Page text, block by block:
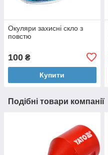
Окуляри захисні скло з
повстю
100 ₴
Купити
Подібні товари компанії